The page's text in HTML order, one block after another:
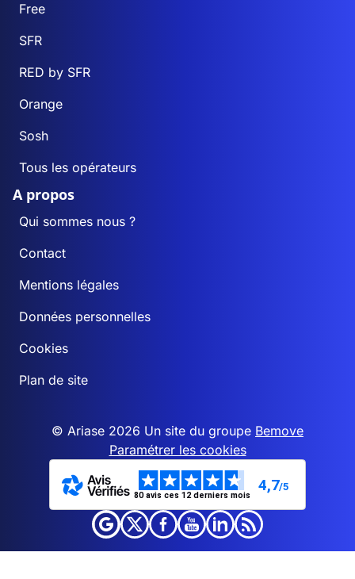
Free
SFR
RED by SFR
Orange
Sosh
Tous les opérateurs
A propos
Qui sommes nous ?
Contact
Mentions légales
Données personnelles
Cookies
Plan de site
© Ariase 2026 Un site du groupe Bemove
Paramétrer les cookies
80 avis ces 12 derniers mois
4,7/5